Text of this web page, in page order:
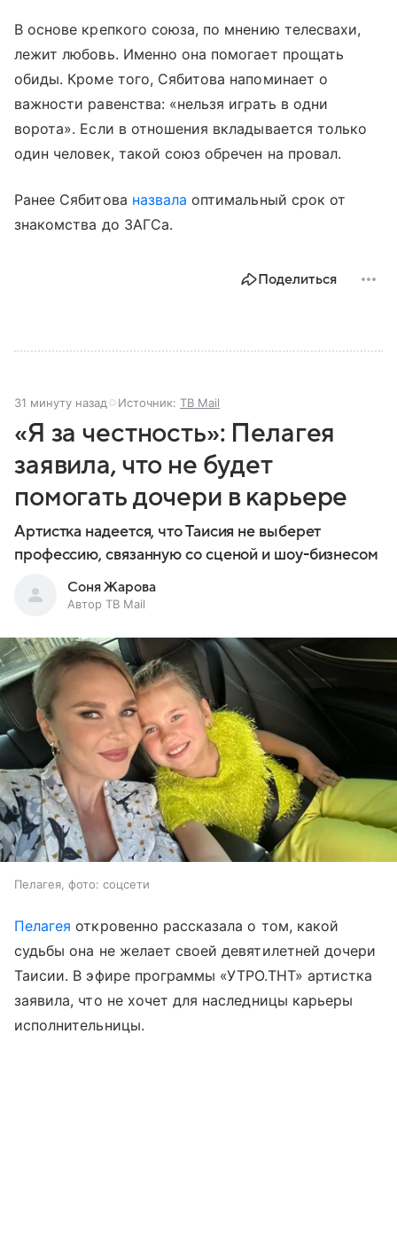
В основе крепкого союза, по мнению телесвахи,
лежит любовь. Именно она помогает прощать
обиды. Кроме того, Сябитова напоминает о
важности равенства: «нельзя играть в одни
ворота». Если в отношения вкладывается только
один человек, такой союз обречен на провал.
Ранее Сябитова назвала оптимальный срок от
знакомства до ЗАГСа.
Поделиться
31 минуту назад Источник: ТВ Mail
«Я за честность»: Пелагея
заявила, что не будет
помогать дочери в карьере
Артистка надеется, что Таисия не выберет
профессию, связанную со сценой и шоу-бизнесом
Соня Жарова
Автор ТВ Mail
Пелагея, фото: соцсети
Пелагея откровенно рассказала о том, какой
судьбы она не желает своей девятилетней дочери
Таисии. В эфире программы «УТРО.ТНТ» артистка
заявила, что не хочет для наследницы карьеры
исполнительницы.